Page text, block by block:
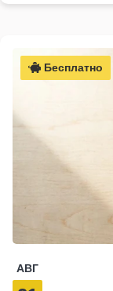
Бесплатно
АВГ